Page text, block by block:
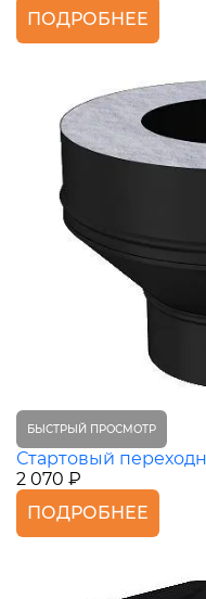
ПОДРОБНЕЕ
БЫСТРЫЙ ПРОСМОТР
Стартовый
2 070 ₽
ПОДРОБНЕЕ